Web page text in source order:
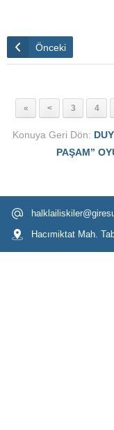
Önceki
« < 3 4
Konuya Geri Dön:
PAŞAM”
Hacımiktat Mah.